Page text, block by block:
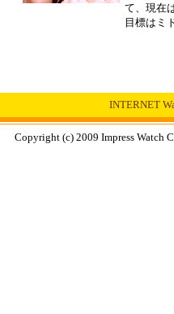
て、現在
目標はミ
INTERNET
Copyright (c) 2009 Impress Watch